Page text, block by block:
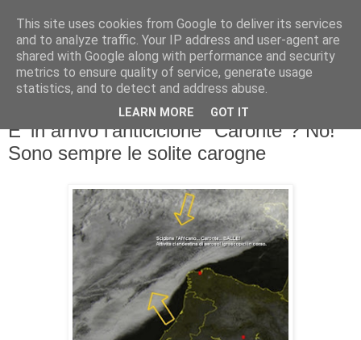
E' in arrivo l'anticiclone "Caronte"? No!
Sono sempre le solite carogne
This site uses cookies from Google to deliver its services
and to analyze traffic. Your IP address and user-agent are
shared with Google along with performance and security
metrics to ensure quality of service, generate usage
statistics, and to detect and address abuse.
LEARN MORE GOT IT